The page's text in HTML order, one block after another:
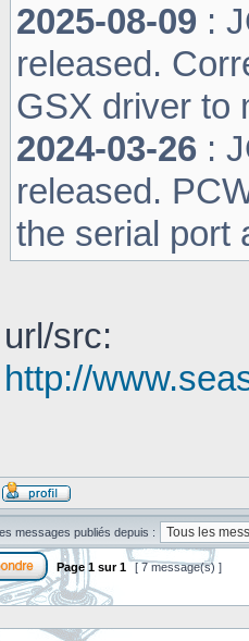
2025-08-09 :
released.
GSX driver to
2024-03-26 :
released.
the serial port
url/src:
http://
messages publiés depuis :
Page 1 sur1 [ 7 message(s) ]